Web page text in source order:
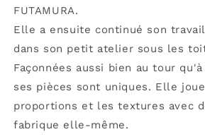
FUTAMURA.
Elle a ensuite continué son
dans son petit atelier sous les
Façonnées aussi bien au tour
ses pièces sont uniques. Elle
proportions et les textures avec
fabrique elle-même.